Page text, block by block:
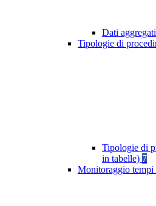
Dati
Tipologie di
Tipologie di
in tabelle) 7
Monitoraggio tempi